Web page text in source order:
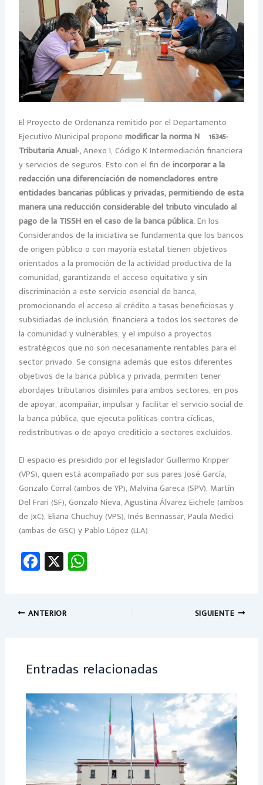
El Proyecto de Ordenanza remitido por el Departamento
Ejecutivo Municipal proponemodificar la norma Nº 16345-
Tributaria Anual-,Anexo I, Código K Intermediación financiera
y servicios de seguros. Esto con el fin deincorporar a la
redacción una diferenciación de nomencladores entre
entidades bancarias públicas y privadas, permitiendo de esta
manera una reducción considerable del tributo vinculado al
pago de la TISSH en el caso de la banca pública.En los
Considerandos de la iniciativa se fundamenta que los bancos
de origen público o con mayoría estatal tienen objetivos
orientados a la promoción de la actividad productiva de la
comunidad, garantizando el acceso equitativo y sin
discriminación a este servicio esencial de banca,
promocionando el acceso al crédito a tasas beneficiosas y
subsidiadas de inclusión, financiera a todos los sectores de
la comunidad y vulnerables, y el impulso a proyectos
estratégicos que no son necesariamente rentables para el
sector privado. Se consigna además que estos diferentes
objetivos de la banca pública y privada, permiten tener
abordajes tributarios disimiles para ambos sectores, en pos
de apoyar, acompañar, impulsar y facilitar el servicio social de
la banca pública, que ejecuta políticas contra cíclicas,
redistributivas o de apoyo crediticio a sectores excluidos.
El espacio es presidido por el legislador Guillermo Kripper
(VPS), quien está acompañado por sus pares José García,
Gonzalo Corral (ambos de YP), Malvina Gareca (SPV), Martín
Del Frari (SF), Gonzalo Nieva, Agustina Álvarez Eichele (ambos
de JxC), Eliana Chuchuy (VPS), Inés Bennassar, Paula Medici
(ambas de GSC) y Pablo López (LLA).
Fa
ce
o
X
ANTERIOR SIGUIENTE
Entradas relacionadas